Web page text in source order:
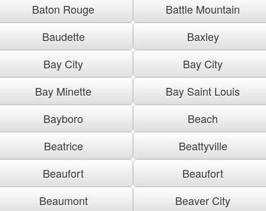
Baton Rouge
Battle Mountain
Baudette
Baxley
Bay City
Bay City
Bay Minette
Bay Saint Louis
Bayboro
Beach
Beatrice
Beattyville
Beaufort
Beaufort
Beaumont
Beaver City